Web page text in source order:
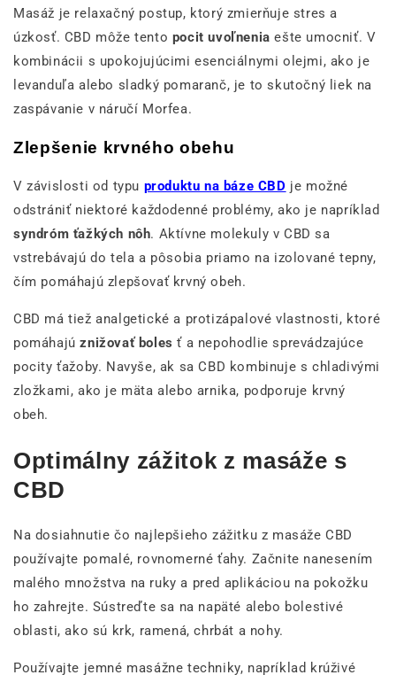
Masáž je relaxačný postup, ktorý zmierňuje stres a
úzkosť. CBD môže tento pocit uvoľnenia ešte umocniť. V
kombinácii s upokojujúcimi esenciálnymi olejmi, ako je
levanduľa alebo sladký pomaranč, je to skutočný liek na
zaspávanie v náručí Morfea.
Zlepšenie krvného obehu
V závislosti od typu produktu na báze CBD je možné
odstrániť niektoré každodenné problémy, ako je napríklad
syndróm ťažkých nôh. Aktívne molekuly v CBD sa
vstrebávajú do tela a pôsobia priamo na izolované tepny,
čím pomáhajú zlepšovať krvný obeh.
CBD má tiež analgetické a protizápalové vlastnosti, ktoré
pomáhajúznižovať boles ť a nepohodlie sprevádzajúce
pocity ťažoby. Navyše, ak sa CBD kombinuje s chladivými
zložkami, ako je mäta alebo arnika, podporuje krvný
obeh.
Optimálny zážitok z masáže s
CBD
Na dosiahnutie čo najlepšieho zážitku z masáže CBD
používajte pomalé, rovnomerné ťahy. Začnite nanesením
malého množstva na ruky a pred aplikáciou na pokožku
ho zahrejte. Sústreďte sa na napäté alebo bolestivé
oblasti, ako sú krk, ramená, chrbát a nohy.
Používajte jemné masážne techniky, napríklad krúživé